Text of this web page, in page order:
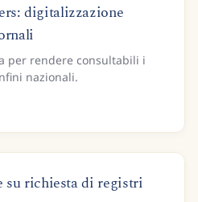
digitalizzazione
per rendere consultabili i
nazionali.
richiesta di registri